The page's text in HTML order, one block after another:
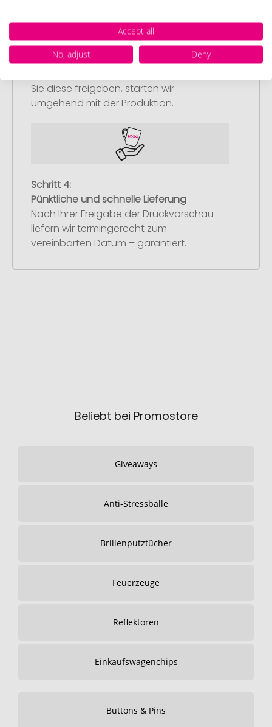
Schritt 3:
Artikelvorschau und Freigabe
Sie erhalten von uns eine kostenlose
Sie diese freigeben, starten wir
umgehend mit der Produktion.
Schritt 4:
Pünktliche und schnelle Lieferung
Nach Ihrer Freigabe der Druckvorschau
liefern wir termingerecht zum
vereinbarten Datum – garantiert.
Beliebt bei Promostore
Giveaways
Anti-Stressbälle
Brillenputztücher
Feuerzeuge
Reflektoren
Einkaufswagenchips
Buttons & Pins
Accept all
No, adjust
Deny